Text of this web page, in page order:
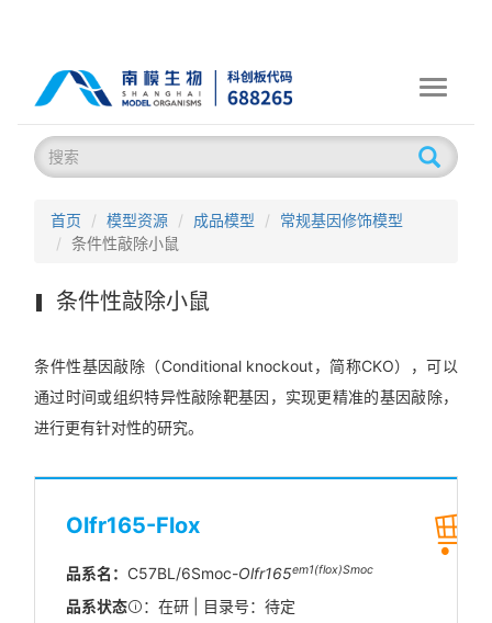
Toggle
首页 模型资源 成品模型
常规基因修饰模型
条件性敲除小鼠
条件性敲除小鼠
条件性基因敲除（Conditional knockout，简称CKO），可以
通过时间或组织特异性敲除靶基因，实现更精准的基因敲除，
进行更有针对性的研究。
Olfr165-Flox
品系名： C57BL/6Smoc-Olfr165em1(flox)Smoc
品系状态 ：在研 | 目录号：待定